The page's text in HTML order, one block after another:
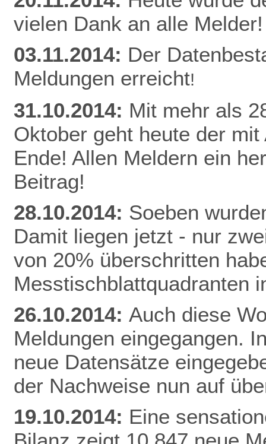
vielen Dank an alle Melder!
03.11.2014: Der
Meldungen erreicht!
31.10.2014: Mit mehr als
Oktober geht heute der
Ende! Allen Meldern ein
Beitrag!
28.10.2014: Soeben
Damit liegen jetzt - nur
von 20% überschritten
Messtischblattquadranten
26.10.2014: Auch diese
Meldungen eingegangen.
neue Datensätze
der Nachweise nun auf
19.10.2014: Eine